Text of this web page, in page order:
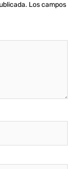
Los campos